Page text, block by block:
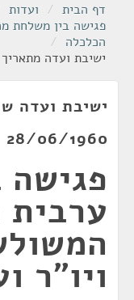
דף הבית / ועדות
פגישה בין משלחת
הכלכלה /
ישיבת ועדה מתאריך 28/06/1960
28/06/1960
ערבית
ויו"ר